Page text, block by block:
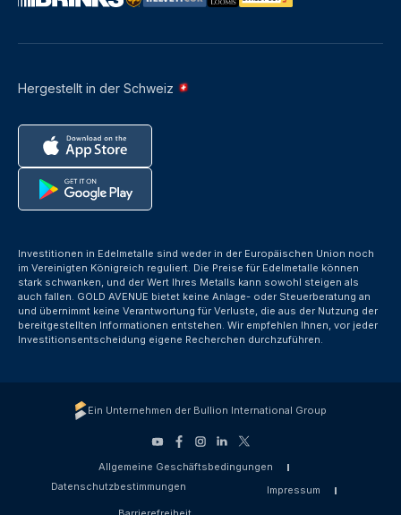
Hergestellt in der Schweiz
Investitionen in Edelmetalle sind weder in der Europäischen Union noch
im Vereinigten Königreich reguliert. Die Preise für Edelmetalle können
stark schwanken, und der Wert Ihres Metalls kann sowohl steigen als
auch fallen. GOLD AVENUE bietet keine Anlage- oder Steuerberatung an
und übernimmt keine Verantwortung für Verluste, die aus der Nutzung der
bereitgestellten Informationen entstehen. Wir empfehlen Ihnen, vor jeder
Investitionsentscheidung eigene Recherchen durchzuführen.
Ein Unternehmen der Bullion International Group
Allgemeine Geschäftsbedingungen
Datenschutzbestimmungen
Impressum